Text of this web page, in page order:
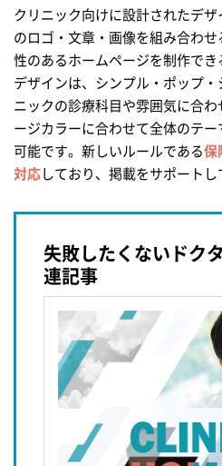
クリニック向けに設計されたデ
のロゴ・文章・画像を組み合わ
性のあるホームページを制作でき
デザインは、シンプル・ポップ
ニックの診療科目や雰囲気に合
ージカラーに合わせて全体のテ
可能です。新しいルールである保
対応しており、掲載をサポートし
失敗したくないドク
連記事